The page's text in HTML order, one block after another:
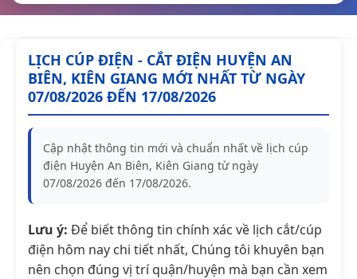
LỊCH CÚP ĐIỆN - CẮT ĐIỆN HUYỆN AN
BIÊN, KIÊN GIANG MỚI NHẤT TỪ NGÀY
07/08/2026 ĐẾN 17/08/2026
Cập nhật thông tin mới và chuẩn nhất về lịch cúp
điện Huyện An Biên, Kiên Giang từ ngày
07/08/2026 đến 17/08/2026.
Lưu ý: Để biết thông tin chính xác về lịch cắt/cúp
điện hôm nay chi tiết nhất, Chúng tôi khuyên bạn
nên chọn đúng vị trí quận/huyện mà bạn cần xem